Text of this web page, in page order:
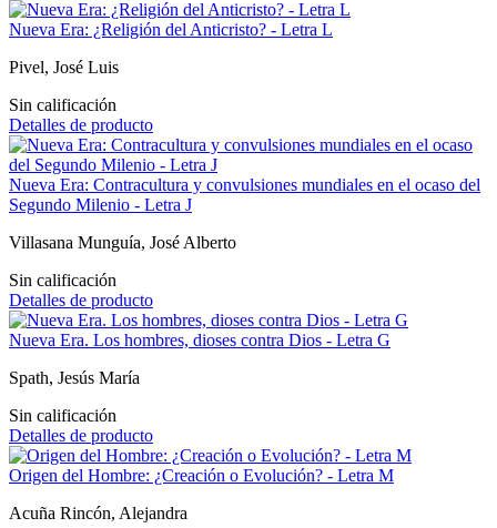
Nueva Era: ¿Religión del Anticristo? - Letra L
Pivel, José Luis
Sin calificación
Detalles de producto
Nueva Era: Contracultura y convulsiones mundiales en el ocaso del
Segundo Milenio - Letra J
Villasana Munguía, José Alberto
Sin calificación
Detalles de producto
Nueva Era. Los hombres, dioses contra Dios - Letra G
Spath, Jesús María
Sin calificación
Detalles de producto
Origen del Hombre: ¿Creación o Evolución? - Letra M
Acuña Rincón, Alejandra